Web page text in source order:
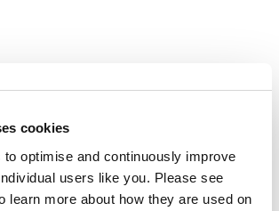
cookies
optimise and continuously improve
users like you. Please see
learn more about how they are used on